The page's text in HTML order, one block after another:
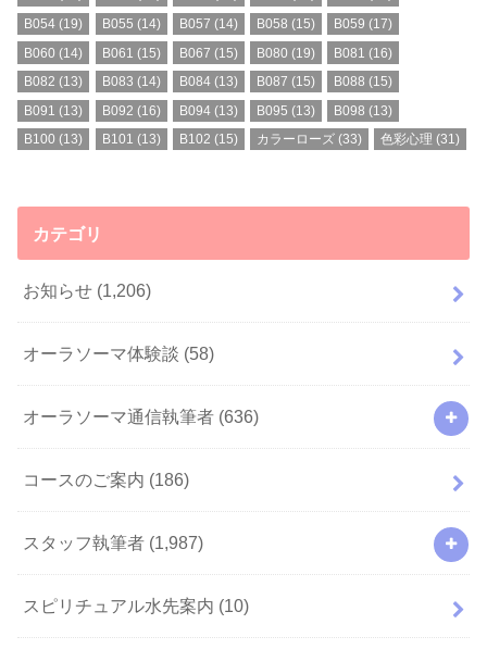
B054 (19) B055 (14) B057 (14) B058 (15) B059 (17)
B060 (14) B061 (15) B067 (15) B080 (19) B081 (16)
B082 (13) B083 (14) B084(13) B087 (15) B088 (15)
B091 (13) B092 (16) B094(13) B095 (13) B098 (13)
B100 (13) B101 (13) B102 (15) カラーローズ (33) 色彩心理 (31)
カテゴリ
お知らせ (1,206)
オーラソーマ体験談 (58)
オーラソーマ通信執筆者 (636)
コースのご案内 (186)
スタッフ執筆者 (1,987)
スピリチュアル水先案内 (10)